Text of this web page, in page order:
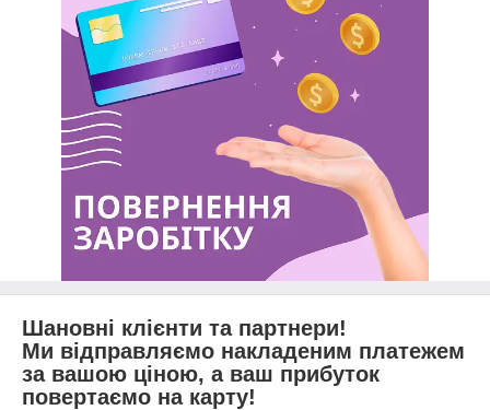
Шановні клієнти та партнери!
Ми відправляємо накладеним платежем
за вашою ціною, а ваш прибуток
повертаємо на карту!